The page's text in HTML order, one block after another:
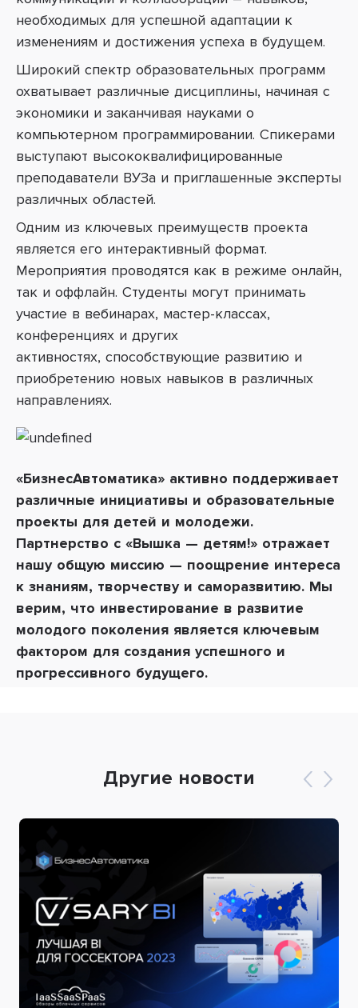
необходимых для успешной адаптации к
изменениям и достижения успеха в будущем.
Широкий спектр образовательных программ
охватывает различные дисциплины, начиная с
экономики и заканчивая науками о
компьютерном программировании. Спикерами
выступают высококвалифицированные
преподаватели ВУЗа и приглашенные эксперты
различных областей.
Одним из ключевых преимуществ проекта
является его интерактивный формат.
Мероприятия проводятся как в режиме онлайн,
так и оффлайн. Студенты могут принимать
участие в вебинарах, мастер-классах,
конференциях и других
активностях, способствующие развитию и
приобретению новых навыков в различных
направлениях.
«БизнесАвтоматика» активно поддерживает
различные инициативы и образовательные
проекты для детей и молодежи.
Партнерство с «Вышка — детям!» отражает
нашу общую миссию — поощрение интереса
к знаниям, творчеству и саморазвитию. Мы
верим, что инвестирование в развитие
молодого поколения является ключевым
фактором для создания успешного и
прогрессивного будущего.
Другие новости